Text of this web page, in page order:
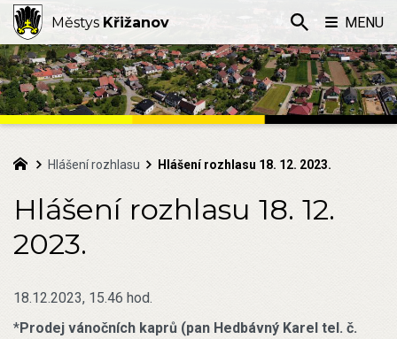
Hlášení rozhlasu Hlášení rozhlasu 18. 12. 2023.
Hlášení rozhlasu 18. 12.
2023.
18.12.2023, 15.46 hod.
*Prodej vánočních kaprů (pan Hedbávný Karel tel. č.
Městys Křižanov MENU